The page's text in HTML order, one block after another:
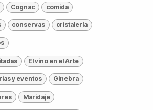
Cognac comida
conservas cristalería
El vino en el Arte
y eventos Ginebra
Maridaje